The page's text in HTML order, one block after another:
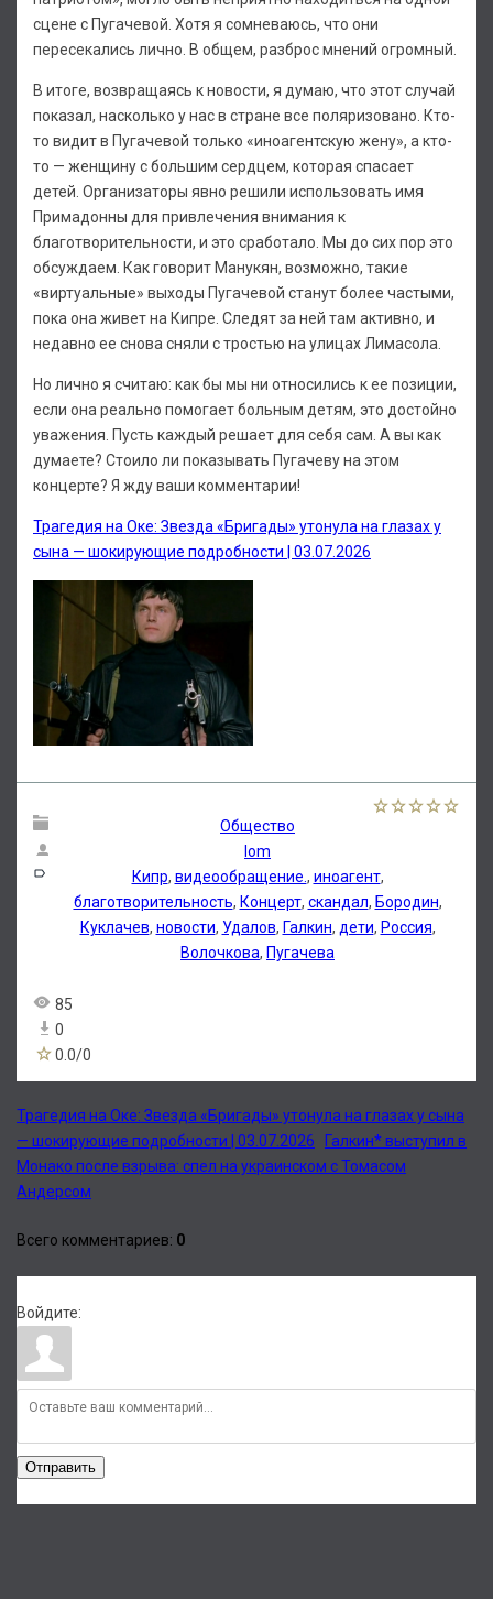
сцене с Пугачевой. Хотя я сомневаюсь, что они
пересекались лично. В общем, разброс мнений огромный.
В итоге, возвращаясь к новости, я думаю, что этот случай
показал, насколько у нас в стране все поляризовано. Кто-
то видит в Пугачевой только «иноагентскую жену», а кто-
то — женщину с большим сердцем, которая спасает
детей. Организаторы явно решили использовать имя
Примадонны для привлечения внимания к
благотворительности, и это сработало. Мы до сих пор это
обсуждаем. Как говорит Манукян, возможно, такие
«виртуальные» выходы Пугачевой станут более частыми,
пока она живет на Кипре. Следят за ней там активно, и
недавно ее снова сняли с тростью на улицах Лимасола.
Но лично я считаю: как бы мы ни относились к ее позиции,
если она реально помогает больным детям, это достойно
уважения. Пусть каждый решает для себя сам. А вы как
думаете? Стоило ли показывать Пугачеву на этом
концерте? Я жду ваши комментарии!
Трагедия на Оке: Звезда «Бригады» утонула на глазах у
сына — шокирующие подробности | 03.07.2026
Общество
lom
Кипр, видеообращение. , иноагент,
благотворительность, Концерт, скандал, Бородин,
Куклачев, новости, Удалов, Галкин, дети, Россия,
Волочкова, Пугачева
85
0
0.0/0
Трагедия на Оке: Звезда «Бригады» утонула на глазах у сына
— шокирующие подробности | 03.07.2026
Галкин* выступил в
Монако после взрыва: спел на украинском с Томасом
Андерсом
Всего комментариев: 0
Войдите:
Отправить